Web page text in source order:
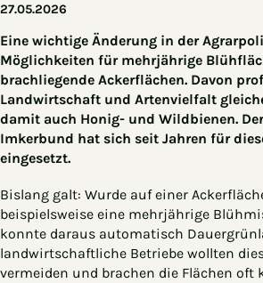
27.05.2026
Eine wichtige Änderung in der
Möglichkeiten für mehrjährige
brachliegende Ackerflächen. Davon
Landwirtschaft und Artenvielfalt
damit auch Honig- und Wildbienen.
Imkerbund hat sich seit Jahren für
eingesetzt.
Bislang galt: Wurde auf einer
beispielsweise eine mehrjährige
konnte daraus automatisch
landwirtschaftliche Betriebe wollten
vermeiden und brachen die Flächen oft